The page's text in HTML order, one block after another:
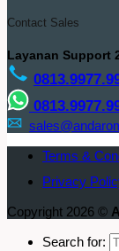
Contact Sales
Layanan Support
Terms &
Privacy
Copyright 2026 ©
Search for: